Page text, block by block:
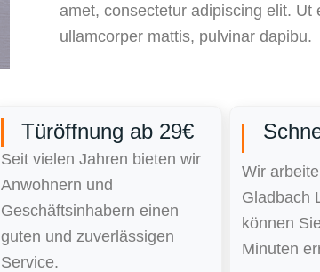
amet, consectetur adipiscing elit. Ut
ullamcorper mattis, pulvinar dapibu.
Türöffnung ab 29€
Seit vielen Jahren bieten wir
Anwohnern und
Geschäftsinhabern einen
guten und zuverlässigen
Service.
Wir
Gladbach
können
Minuten